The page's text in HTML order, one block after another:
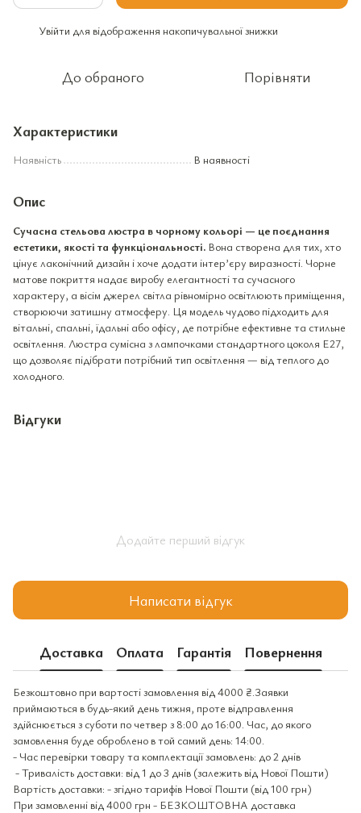
Увійти для відображення накопичувальної знижки
До обраного Порівняти
Характеристики
Наявність В наявності
Опис
Сучасна стельова люстра в чорному кольорі — це поєднання
естетики, якості та функціональності. Вона створена для тих, хто
цінує лаконічний дизайн і хоче додати інтер’єру виразності. Чорне
матове покриття надає виробу елегантності та сучасного
характеру, а вісім джерел світла рівномірно освітлюють приміщення,
створюючи затишну атмосферу. Ця модель чудово підходить для
вітальні, спальні, їдальні або офісу, де потрібне ефективне та стильне
освітлення. Люстра сумісна з лампочками стандартного цоколя E27,
що дозволяє підібрати потрібний тип освітлення — від теплого до
холодного.
Відгуки
Додайте перший відгук
Написати відгук
Доставка Оплата Гарантія Повернення
Безкоштовно при вартості замовлення від 4000 ₴.Заявки
приймаються в будь-який день тижня, проте відправлення
здійснюється з суботи по четвер з 8:00 до 16:00. Час, до якого
замовлення буде оброблено в той самий день: 14:00.
- Час перевірки товару та комплектації замовлень: до 2 днів
- Тривалість доставки: від 1 до 3 днів (залежить від Нової Пошти)
Вартість доставки: - згідно тарифів Нової Пошти (від 100 грн)
При замовленні від 4000 грн - БЕЗКОШТОВНА доставка